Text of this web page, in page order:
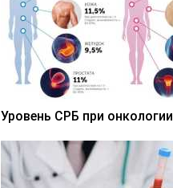
Уровень СРБ при онкологии